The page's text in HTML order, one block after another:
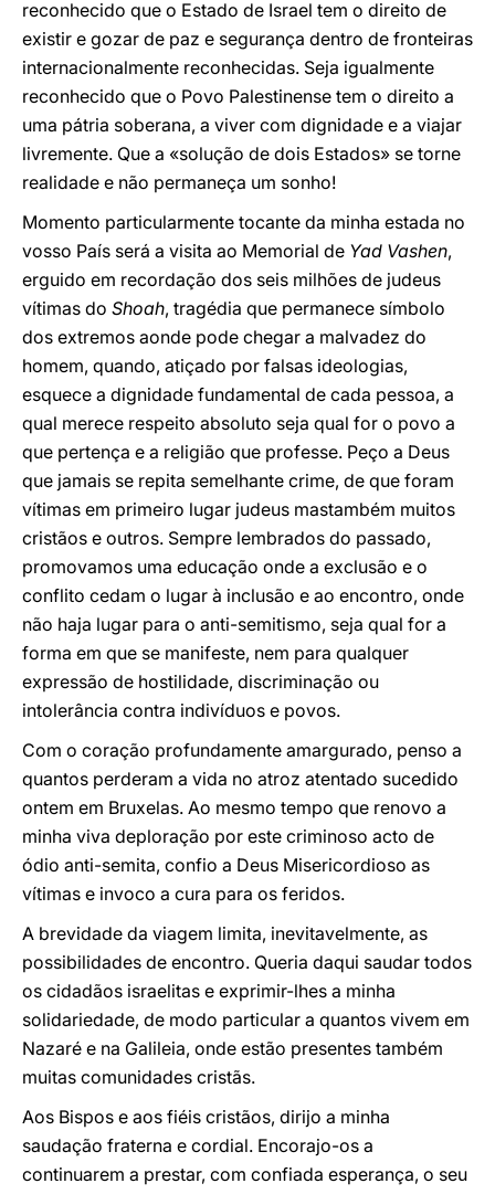
reconhecido que o Estado de Israel tem o direito de
existir e gozar de paz e segurança dentro de fronteiras
internacionalmente reconhecidas. Seja igualmente
reconhecido que o Povo Palestinense tem o direito a
uma pátria soberana, a viver com dignidade e a viajar
livremente. Que a «solução de dois Estados» se torne
realidade e não permaneça um sonho!
Momento particularmente tocante da minha estada no
vosso País será a visita ao Memorial de Yad Vashen,
erguido em recordação dos seis milhões de judeus
vítimas do Shoah, tragédia que permanece símbolo
dos extremos aonde pode chegar a malvadez do
homem, quando, atiçado por falsas ideologias,
esquece a dignidade fundamental de cada pessoa, a
qual merece respeito absoluto seja qual for o povo a
que pertença e a religião que professe. Peço a Deus
que jamais se repita semelhante crime, de que foram
vítimas em primeiro lugar judeus mastambém muitos
cristãos e outros. Sempre lembrados do passado,
promovamos uma educação onde a exclusão e o
conflito cedam o lugar à inclusão e ao encontro, onde
não haja lugar para o anti-semitismo, seja qual for a
forma em que se manifeste, nem para qualquer
expressão de hostilidade, discriminação ou
intolerância contra indivíduos e povos.
Com o coração profundamente amargurado, penso a
quantos perderam a vida no atroz atentado sucedido
ontem em Bruxelas. Ao mesmo tempo que renovo a
minha viva deploração por este criminoso acto de
ódio anti-semita, confio a Deus Misericordioso as
vítimas e invoco a cura para os feridos.
A brevidade da viagem limita, inevitavelmente, as
possibilidades de encontro. Queria daqui saudar todos
os cidadãos israelitas e exprimir-lhes a minha
solidariedade, de modo particular a quantos vivem em
Nazaré e na Galileia, onde estão presentes também
muitas comunidades cristãs.
Aos Bispos e aos fiéis cristãos, dirijo a minha
saudação fraterna e cordial. Encorajo-os a
continuarem a prestar, com confiada esperança, o seu